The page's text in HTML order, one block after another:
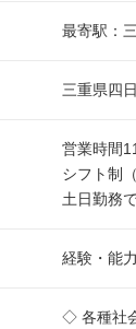
最寄駅：
三重県四
営業時間
シフト制
土日勤務
経験・能
◇ 各種社